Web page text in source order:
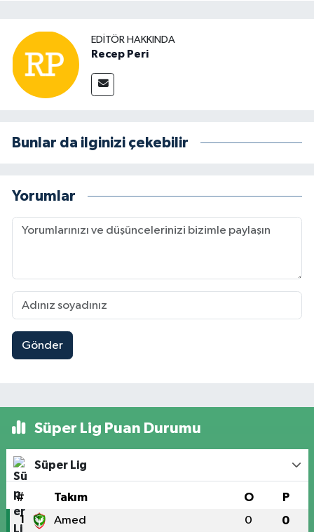
EDITÖR HAKKINDA
Recep Peri
Bunlar da ilginizi çekebilir
Yorumlar
Gönder
Süper Lig Puan Durumu
Süper Lig
# Takım O P
1 Amed 0 0